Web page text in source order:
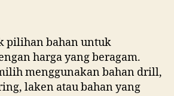
pilihan bahan untuk
harga yang beragam.
menggunakan bahan drill,
laken atau bahan yang